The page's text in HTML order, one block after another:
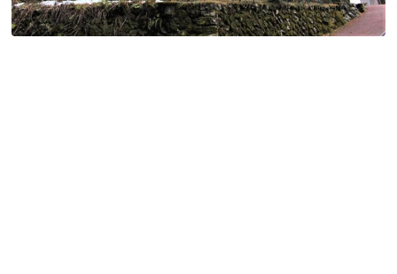
特定商取引法に基づく表記